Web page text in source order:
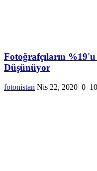
Fotoğrafçıların
Düşünüyor
fotonistan Nis 22, 2020 0 10